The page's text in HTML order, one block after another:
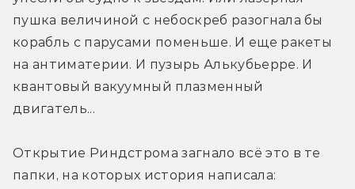
пушка величиной с небоскреб разогнала бы
корабль с парусами поменьше. И еще ракеты
на антиматерии. И пузырь Алькубьерре. И
квантовый вакуумный плазменный
двигатель...
Открытие Риндстрома загнало всё это в те
папки, на которых история написала: